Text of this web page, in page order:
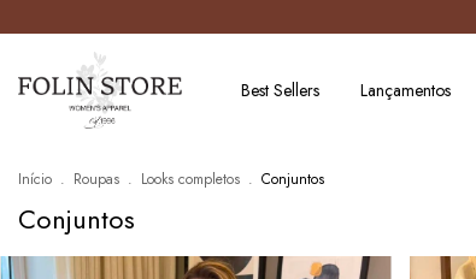
Best Sellers Lançamentos
Início . Roupas . Looks completos . Conjuntos
Conjuntos